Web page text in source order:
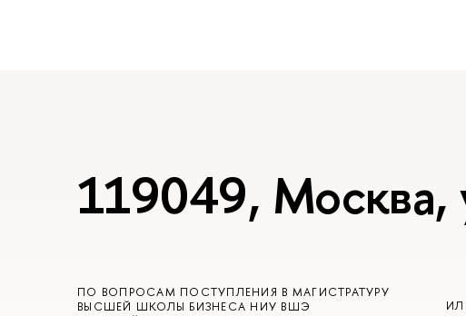
119049, Москва,
ПО ВОПРОСАМ ПОСТУПЛЕНИЯ В МАГИСТРАТУРУ
ВЫСШЕЙ ШКОЛЫ БИЗНЕСА НИУ ВШЭ